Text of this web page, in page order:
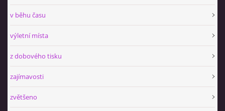
v běhu času
výletní místa
z dobového tisku
zajímavosti
zvětšeno